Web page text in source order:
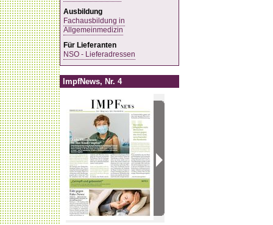
Ausbildung
Fachausbildung in
Allgemeinmedizin
Für Lieferanten
NSO - Lieferadressen
ImpfNews, Nr. 4